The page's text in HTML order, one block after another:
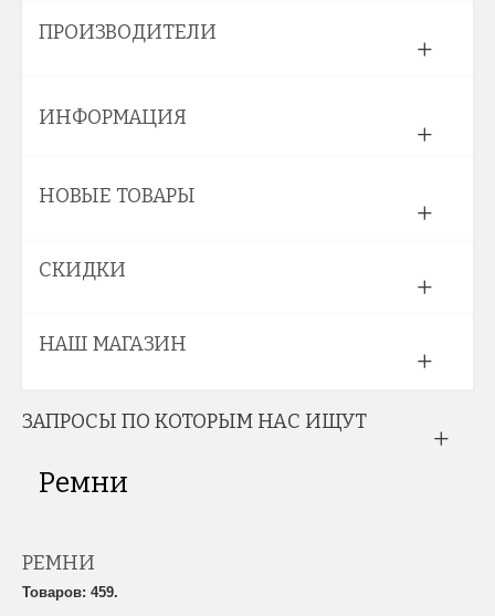
ПРОИЗВОДИТЕЛИ
ИНФОРМАЦИЯ
НОВЫЕ ТОВАРЫ
СКИДКИ
НАШ МАГАЗИН
ЗАПРОСЫ ПО КОТОРЫМ НАС ИЩУТ
Ремни
РЕМНИ
Товаров: 459.